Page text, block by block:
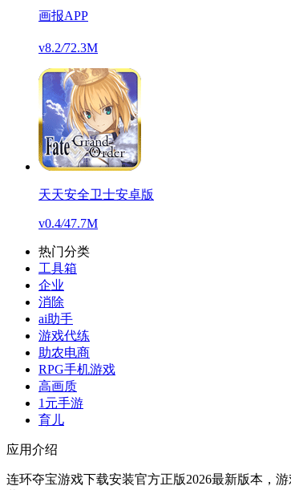
画报APP
v8.2/72.3M
天天安全卫士安卓版
v0.4/47.7M
热门分类
工具箱
企业
消除
ai助手
游戏代练
助农电商
RPG手机游戏
高画质
1元手游
育儿
应用介绍
连环夺宝游戏下载安装官方正版2026最新版本，